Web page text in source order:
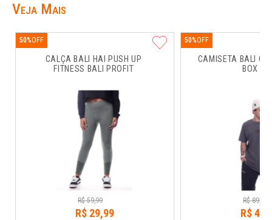
Veja Mais
CALÇA BALI HAI PUSH UP
FITNESS BALI PROFIT
50%
R$ 59,99
R$ 29,99
CAMISETA BALI
BOX
50%
R$ 89,
R$44